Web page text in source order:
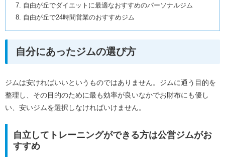
自由が丘でダイエットに最適なおすすめのパーソナルジム
自由が丘で24時間営業のおすすめジム
自分にあったジムの選び方
ジムは安ければいいというものではありません。ジムに通う目的を
整理し、その目的のために最も効率が良いなかでお財布にも優し
い、安いジムを選択しなければいけません。
自立してトレーニングができる方は公営ジムがお
すすめ